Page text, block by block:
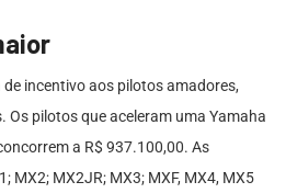
incentivo aos pilotos amadores,
Os pilotos que aceleram uma Yamaha
a R$ 937.100,00. As
MX2; MX2JR; MX3; MXF, MX4, MX5